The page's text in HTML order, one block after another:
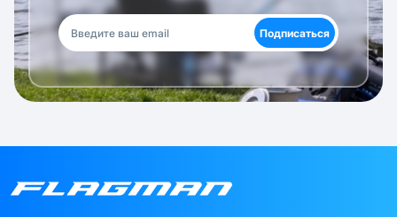
Подписаться